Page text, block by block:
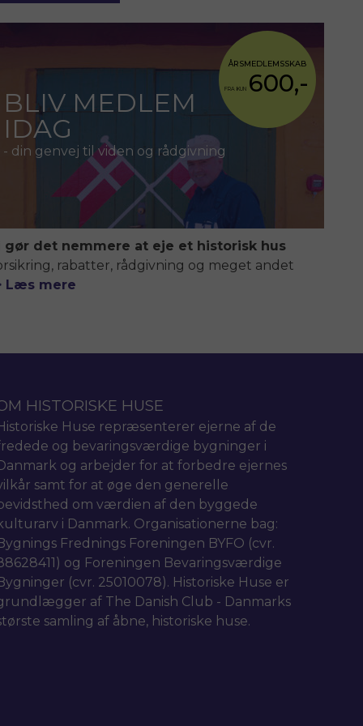
BLIV MEDLEM
IDAG
- din genvej til viden og rådgivning
ÅRSMEDLEMSSKAB
FRA KUN 600,-
gør det nemmere at eje et historisk hus
rabatter, rådgivning og meget andet
Læs mere
HISTORISKE HUSE
Huse repræsenterer ejerne af de
og bevaringsværdige bygninger i
og arbejder for at forbedre ejernes
samt for at øge den generelle
om værdien af den byggede
i Danmark. Organisationerne bag:
Frednings Foreningen BYFO (cvr.
og Foreningen Bevaringsværdige
(cvr. 25010078). Historiske Huse er
af The Danish Club - Danmarks
samling af åbne, historiske huse.